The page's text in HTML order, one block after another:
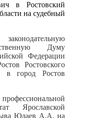
в Ростовский
на судебный
Думу
Федерации
Ростовского
в город Ростов
Ярославской
Юдаев А.А. на